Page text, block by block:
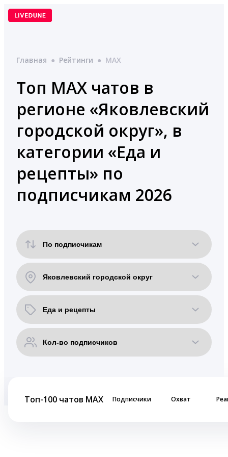
Перейти
Главная ● Рейтинги ● MAX
Топ MAX чатов в
регионе «Яковлевский
городской округ», в
категории «Еда и
рецепты» по
подписчикам 2026
Топ-100 чатов MAX Подписчики Охват